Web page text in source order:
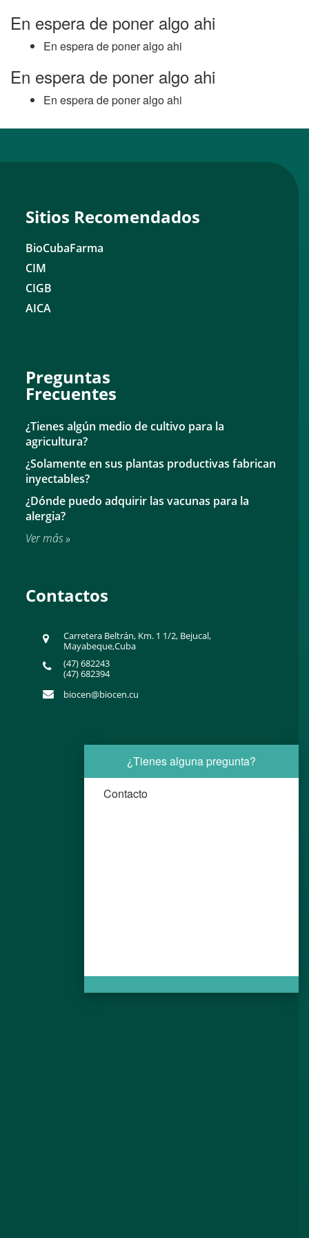
En espera de poner algo ahi
En espera de poner algo ahi
En espera de poner algo ahi
En espera de poner algo ahi
Sitios Recomendados
BioCubaFarma
CIM
CIGB
AICA
Preguntas
Frecuentes
¿Tienes algún medio de cultivo para la
agricultura?
¿Solamente en sus plantas productivas fabrican
inyectables?
¿Dónde puedo adquirir las vacunas para la
alergia?
Ver más »
Contactos
Carretera Beltrán, Km. 1 1/2, Bejucal,
Mayabeque,Cuba
(47) 682243
(47) 682394
biocen@biocen.cu
¿Tienes alguna pregunta?
Contacto